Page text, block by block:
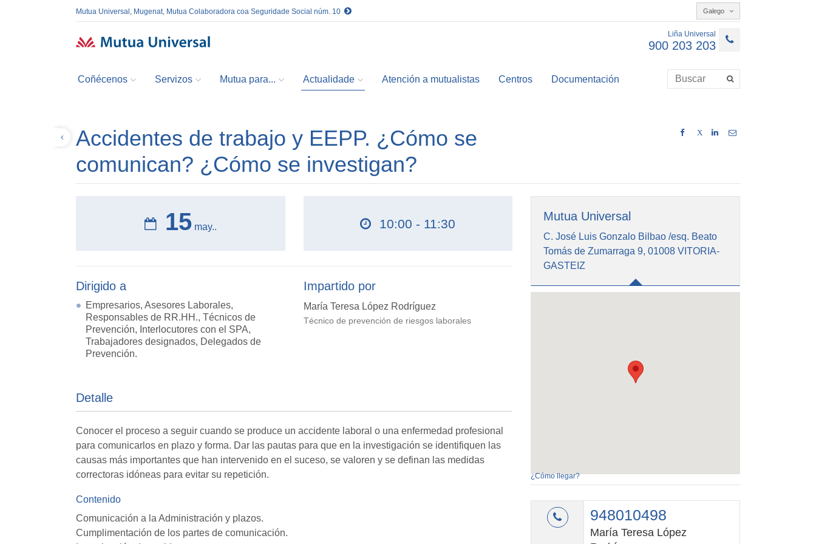
Mutua Universal, Mugenat, Mutua Colaboradora coa Seguridade Social núm. 10 Galego
Liña Universal
900 203 203
Coñécenos Servizos Mutua para... Actualidade Atención a mutualistas Centros Documentación
X
Accidentes de trabajo y EEPP. ¿Cómo se
comunican? ¿Cómo se investigan?
15 may.. 10:00 - 11:30
Dirigido a
Empresarios, Asesores Laborales,
Responsables de RR.HH., Técnicos de
Prevención, Interlocutores con el SPA,
Trabajadores designados, Delegados de
Prevención.
Impartido por
María Teresa López Rodríguez
Técnico de prevención de riesgos laborales
Detalle
Conocer el proceso a seguir cuando se produce un accidente laboral o una enfermedad profesional
para comunicarlos en plazo y forma. Dar las pautas para que en la investigación se identifiquen las
causas más importantes que han intervenido en el suceso, se valoren y se definan las medidas
correctoras idóneas para evitar su repetición.
Contenido
Comunicación a la Administración y plazos.
Cumplimentación de los partes de comunicación.
Mutua Universal
C. José Luis Gonzalo Bilbao /esq. Beato
Tomás de Zumarraga 9, 01008 VITORIA-
GASTEIZ
¿Cómo llegar?
948010498
María Teresa López